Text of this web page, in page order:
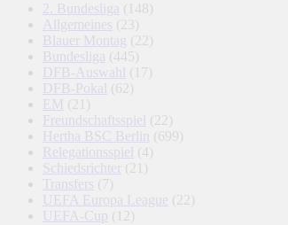
2. Bundesliga (148)
Allgemeines (23)
Blauer Montag (22)
Bundesliga (445)
DFB-Auswahl
(17)
DFB-Pokal (62)
EM (21)
Freundschaftsspiel (22)
Hertha BSC Berlin
(699)
Relegationsspiel (4)
Schiedsrichter
(21)
Transfers (7)
UEFA Europa League (22)
UEFA-Cup (12)